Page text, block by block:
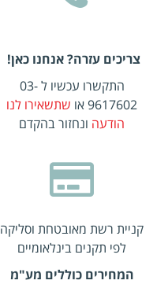
צריכים עזרה? אנחנו כאן!
התקשרו עכשיו ל 03-
9617602 או
שתשאירו לנו
הודעה ונחזור בהקדם
קניית רשת מאובטחת וסליקה
לפי תקנים בינלאומיים
המחירים כוללים מע"מ